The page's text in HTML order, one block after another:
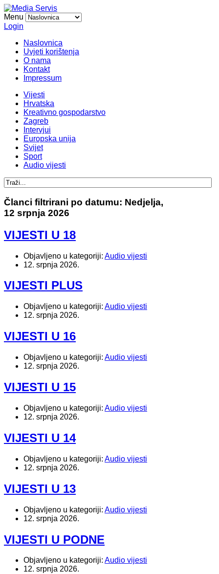
Menu
Login
Naslovnica
Uvjeti korištenja
O nama
Kontakt
Impressum
Vijesti
Hrvatska
Kreativno gospodarstvo
Zagreb
Intervjui
Europska unija
Svijet
Sport
Audio vijesti
Članci filtrirani po datumu: Nedjelja,
12 srpnja 2026
VIJESTI U 18
Objavljeno u kategoriji: Audio vijesti
12. srpnja 2026.
VIJESTI PLUS
Objavljeno u kategoriji: Audio vijesti
12. srpnja 2026.
VIJESTI U 16
Objavljeno u kategoriji: Audio vijesti
12. srpnja 2026.
VIJESTI U 15
Objavljeno u kategoriji: Audio vijesti
12. srpnja 2026.
VIJESTI U 14
Objavljeno u kategoriji: Audio vijesti
12. srpnja 2026.
VIJESTI U 13
Objavljeno u kategoriji: Audio vijesti
12. srpnja 2026.
VIJESTI U PODNE
Objavljeno u kategoriji: Audio vijesti
12. srpnja 2026.